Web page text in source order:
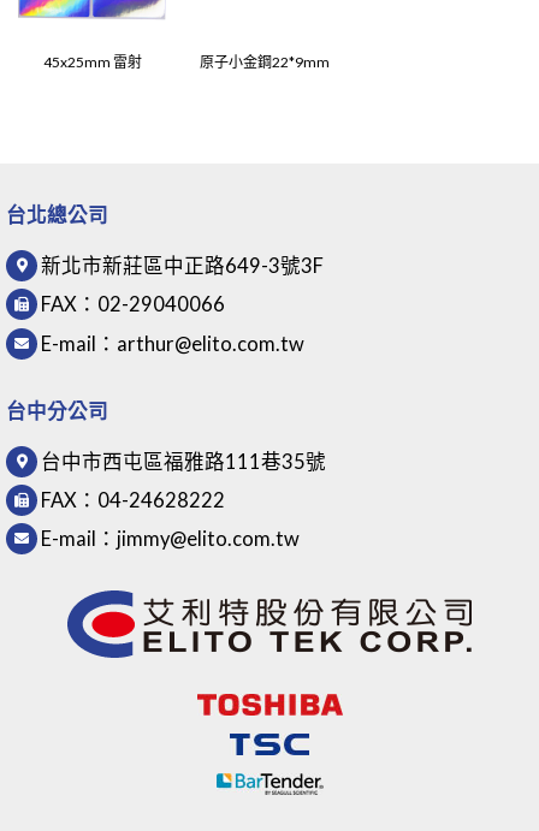
45x25mm 雷射 原子小金鋼22*9mm
台北總公司
新北市新莊區中正路649-3號3F
FAX： 02-29040066
E-mail： arthur@elito.com.tw
台中分公司
台中市西屯區福雅路111巷35號
FAX： 04-24628222
E-mail： jimmy@elito.com.tw